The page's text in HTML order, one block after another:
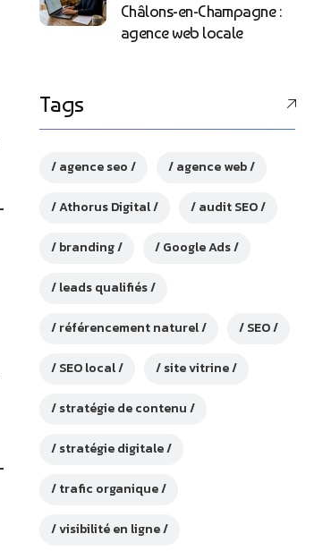
Châlons-en-Champagne :
agence web locale
Tags
agence seo agence web
Athorus Digital audit SEO
branding Google Ads
leads qualifiés
référencement naturel SEO
SEO local site vitrine
stratégie de contenu
stratégie digitale
trafic organique
visibilité en ligne